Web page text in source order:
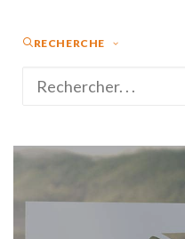
RECHERCHE